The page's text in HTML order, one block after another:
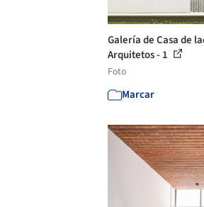
Galería de Casa de
Arquitetos - 1
Foto
Marcar